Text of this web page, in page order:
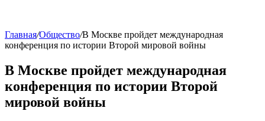
Главная/Общество/В Москве пройдет международная
конференция по истории Второй мировой войны
В Москве пройдет международная
конференция по истории Второй
мировой войны